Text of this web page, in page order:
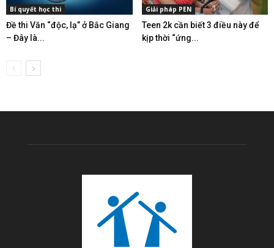
Bí quyết học thi
Đề thi Văn “độc, lạ” ở Bắc Giang
– Đây là...
Giải pháp PEN
Teen 2k cần biết 3 điều này để
kịp thời “ứng...